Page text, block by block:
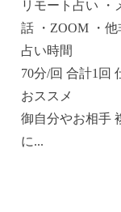
リモート占い ・
話 ・ZOOM ・
占い時間
70分/回 合計1回
おススメ
御自分やお相手
に...